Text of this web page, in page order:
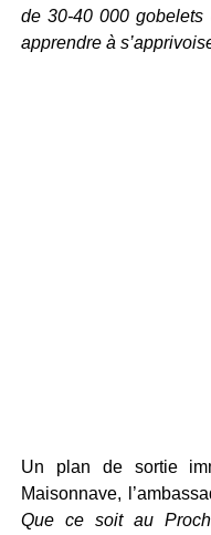
de 30-40 000 gobelets
apprendre à
Un plan de sortie
Maisonnave,
Que ce soit au